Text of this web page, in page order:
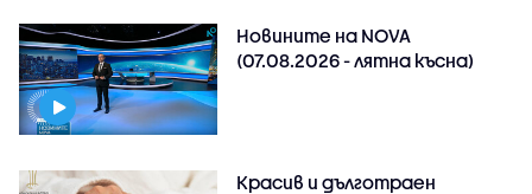
Новините на NOVA
(07.08.2026 - лятна късна)
Красив и дълготраен